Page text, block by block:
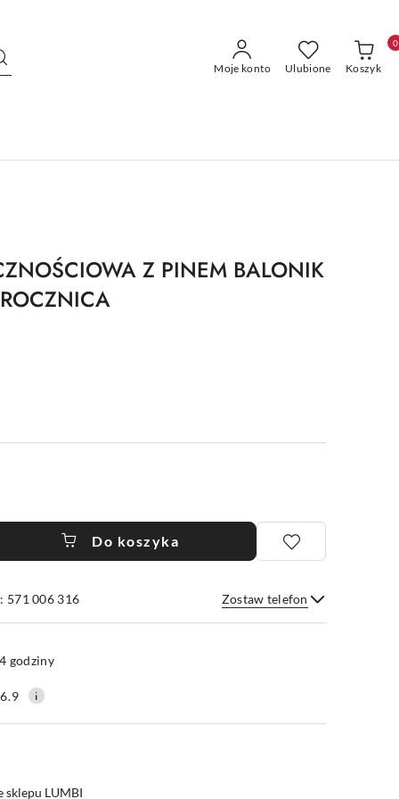
Moje konto Ulubione Koszyk
0
Z PINEM BALONIK
Do koszyka
571 006 316 Zostaw telefon
Wyślij
godziny
sklepu LUMBI